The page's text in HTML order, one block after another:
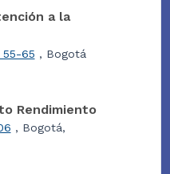
a la
55-65 , Bogotá
Rendimiento
, Bogotá,